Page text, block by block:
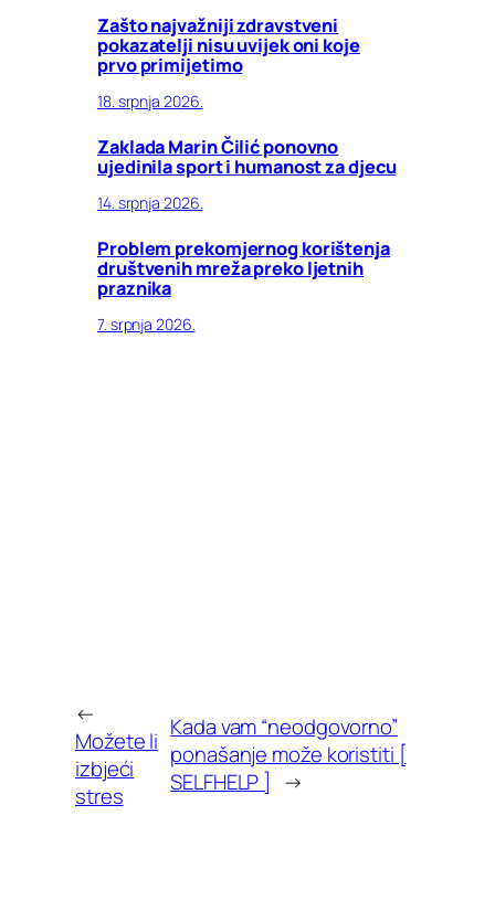
Zašto najvažniji zdravstveni
pokazatelji nisu uvijek oni koje
prvo primijetimo
18. srpnja 2026.
Zaklada Marin Čilić ponovno
ujedinila sport i humanost za djecu
14. srpnja 2026.
Problem prekomjernog korištenja
društvenih mreža preko ljetnih
praznika
7. srpnja 2026.
←
Možete li
izbjeći
stres
Kada vam “neodgovorno”
ponašanje može koristiti [
SELFHELP ]
→